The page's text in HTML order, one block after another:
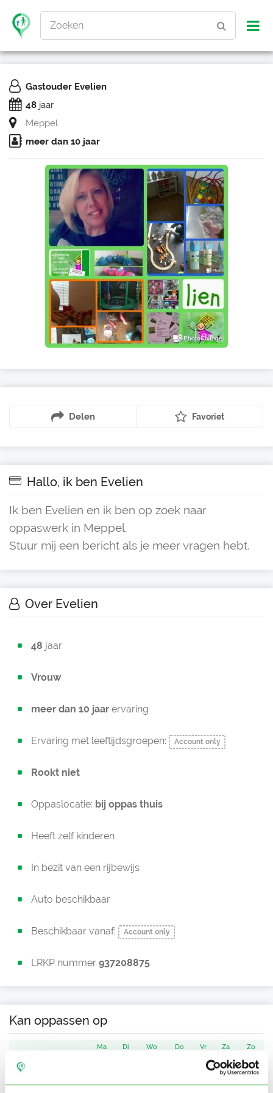
Zoeken
Gastouder Evelien
48 jaar
Meppel
meer dan 10 jaar
Delen Favoriet
Hallo, ik ben Evelien
Ik ben Evelien en ik ben op zoek naar
oppaswerk in Meppel.
Stuur mij een bericht als je meer vragen hebt.
Over Evelien
48 jaar
Vrouw
meer dan 10 jaar ervaring
Ervaring met leeftijdsgroepen: Account only
Rookt niet
Oppaslocatie: bij oppas thuis
Heeft zelf kinderen
In bezit van een rijbewijs
Auto beschikbaar
Beschikbaar vanaf: Account only
LRKP nummer 937208875
Kan oppassen op
Ma Di Wo Do Vr Za
Zo
Ochtend
Middag
Namiddag